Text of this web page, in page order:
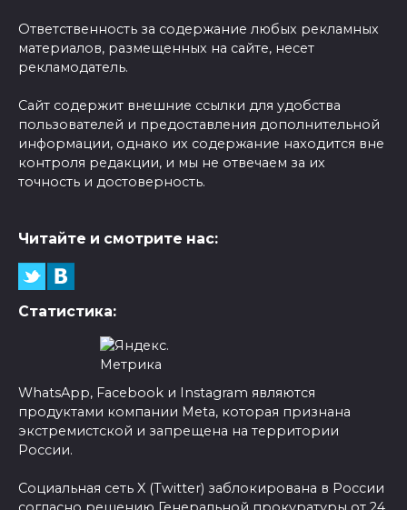
Ответственность за содержание любых рекламных
материалов, размещенных на сайте, несет
рекламодатель.
Сайт содержит внешние ссылки для удобства
пользователей и предоставления дополнительной
информации, однако их содержание находится вне
контроля редакции, и мы не отвечаем за их
точность и достоверность.
Читайте и смотрите нас:
Статистика:
WhatsApp, Facebook и Instagram являются
продуктами компании Meta, которая признана
экстремистской и запрещена на территории
России.
Социальная сеть X (Twitter) заблокирована в России